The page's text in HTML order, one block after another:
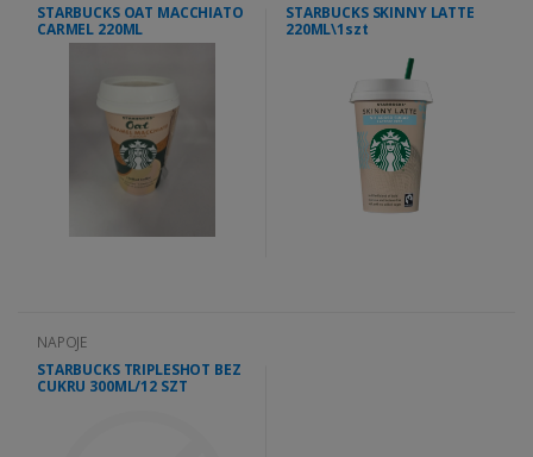
STARBUCKS OAT MACCHIATO
CARMEL 220ML
STARBUCKS SKINNY LATTE
220ML\1szt
NAPOJE
STARBUCKS TRIPLESHOT BEZ
CUKRU 300ML/12 SZT